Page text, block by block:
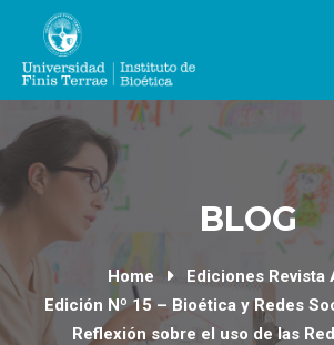
content
BLOG
Home
Ediciones Revista
Edición Nº 15 – Bioética y Redes
Reflexión sobre el uso de las